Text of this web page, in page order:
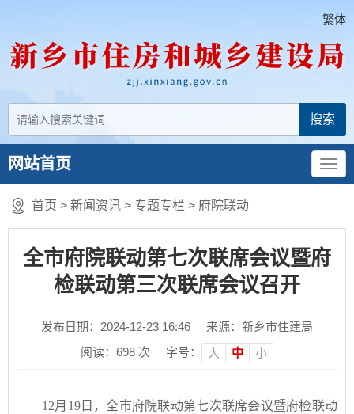
繁体
网站首页
首页 > 新闻资讯 > 专题专栏 > 府院联动
全市府院联动第七次联席会议暨府
检联动第三次联席会议召开
发布日期：2024-12-23 16:46
来源：新乡市住建局
阅读： 698 次 字号： 大 中 小
12月19日，全市府院联动第七次联席会议暨府检联动